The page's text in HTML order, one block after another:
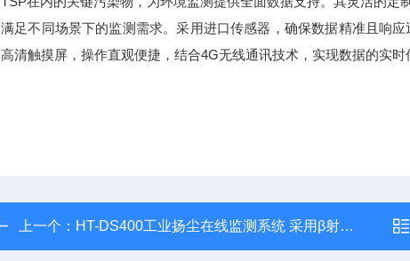
满足不同场景下的监测需求。采用进口传感器，确保数据精准且响
高清触摸屏，操作直观便捷，结合4G无线通讯技术，实现数据的实
上一个： HT-DS400工业扬尘在线监测系统 采用β射线法测量